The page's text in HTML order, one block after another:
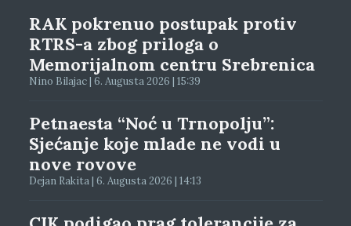
RAK pokrenuo postupak protiv
RTRS-a zbog priloga o
Memorijalnom centru Srebrenica
Nino Bilajac | 6. Augusta 2026 | 15:39
Petnaesta “Noć u Trnopolju”:
Sjećanje koje mlade ne vodi u
nove rovove
Dejan Rakita | 6. Augusta 2026 | 14:13